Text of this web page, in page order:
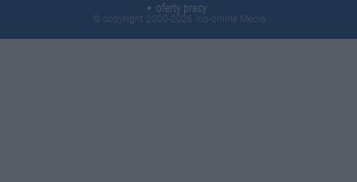
oferty pracy
© copyright 2000-2026 Ino-online Media